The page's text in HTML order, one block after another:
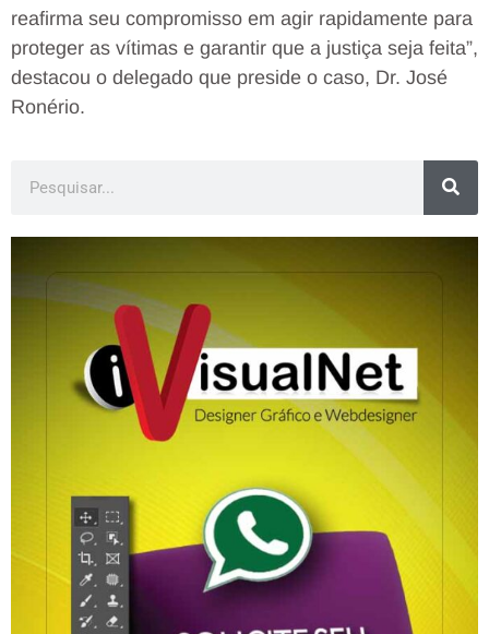
reafirma seu compromisso em agir rapidamente para
proteger as vítimas e garantir que a justiça seja feita”,
destacou o delegado que preside o caso, Dr. José
Ronério.